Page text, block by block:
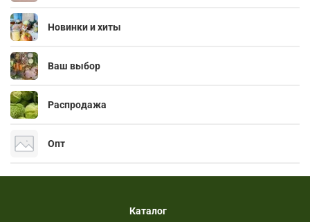
Новинки и хиты
Ваш выбор
Распродажа
Опт
Каталог